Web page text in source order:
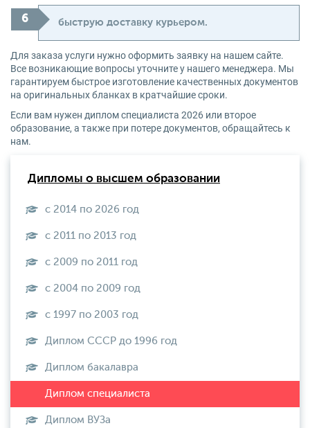
быструю доставку курьером.
Для заказа услуги нужно оформить заявку на нашем сайте.
Все возникающие вопросы уточните у нашего менеджера. Мы
гарантируем быстрое изготовление качественных документов
на оригинальных бланках в кратчайшие сроки.
Если вам нужен диплом специалиста 2026 или второе
образование, а также при потере документов, обращайтесь к
нам.
Дипломы о высшем образовании
с 2014 по 2026 год
с 2011 по 2013 год
с 2009 по 2011 год
с 2004 по 2009 год
с 1997 по 2003 год
Диплом СССР до 1996 год
Диплом бакалавра
Диплом ВУЗа